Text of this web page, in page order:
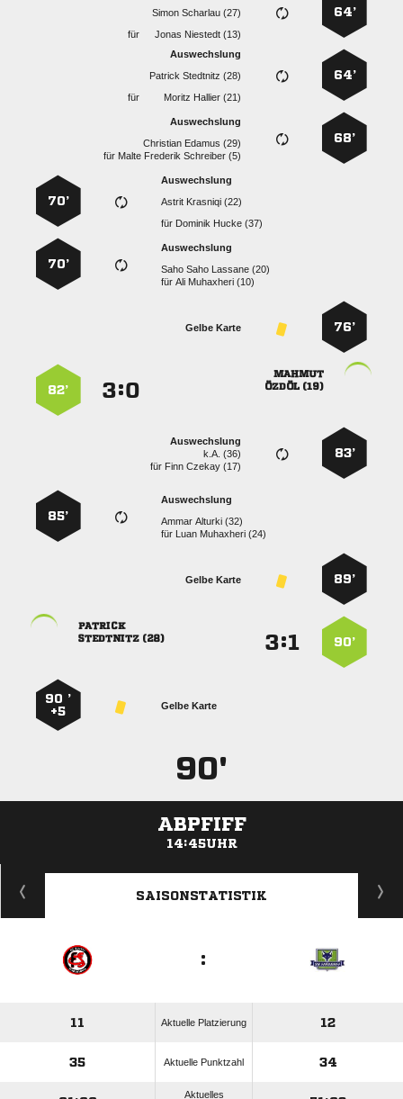
64’
  
für
  
64’
Auswechslung
  
für
  
68’
Auswechslung
  
für    
Auswechslung
  
für   
70’
Auswechslung
   
für  
70’
76’
Gelbe Karte

 
:
82’
83’
Auswechslung
k.A. (36)
für   
Auswechslung
  
für   
85’
89’
Gelbe Karte
90’
:

 
Gelbe Karte
90 ’
+5
90'
ABPFIFF
14:45UHR
ANZEIGE
SAISONSTATISTIK
:
11 Aktuelle Platzierung 12
35 Aktuelle Punktzahl 34
Aktuelles